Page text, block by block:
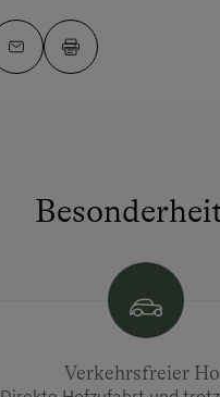
Verkehrsfreier